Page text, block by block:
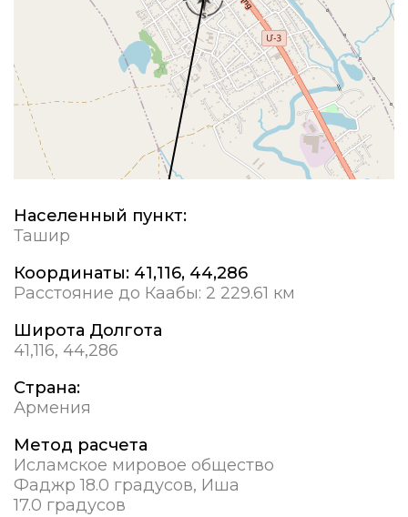
Населенный пункт:
Ташир
Координаты: 41,116, 44,286
Расстояние до Каабы: 2 229.61 км
Широта Долгота
41,116, 44,286
Страна:
Армения
Метод расчета
Исламское мировое общество
Фаджр 18.0 градусов, Иша
17.0 градусов